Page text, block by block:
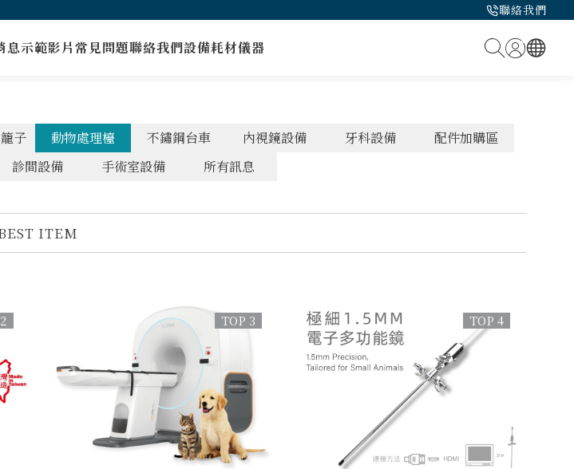
聯絡我們
息示範影片常見問題聯絡我們設備耗材儀器
子 動物處理檯 不鏽鋼台車 內視鏡設備 牙科設備
配件加購區
診間設備 手術室設備 所有訊息
ITEM